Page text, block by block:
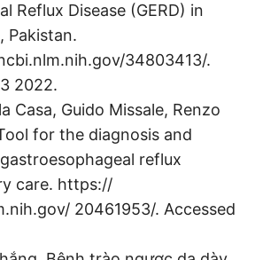
Reflux Disease (GERD) in
Pakistan.
34803413/.
2022.
Casa, Guido Missale, Renzo
for the diagnosis and
reflux
care. https://
20461953/. Accessed